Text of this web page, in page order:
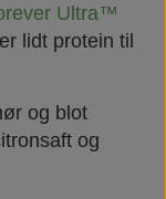
Ultra™
lidt protein til
og blot
og